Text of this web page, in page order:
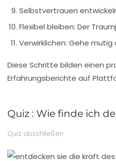
Selbstvertrauen
Flexibel bleiben: Der
Verwirklichen: Gehe mutig
Diese Schritte bilden einen
Erfahrungsberichte auf
Quiz : Wie finde ich
Quiz abschließen